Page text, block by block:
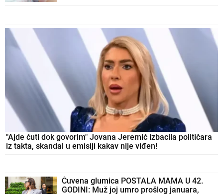
"Ajde ćuti dok govorim" Jovana Jeremić izbacila političara
iz takta, skandal u emisiji kakav nije viđen!
Čuvena glumica POSTALA MAMA U 42.
GODINI: Muž joj umro prošlog januara,